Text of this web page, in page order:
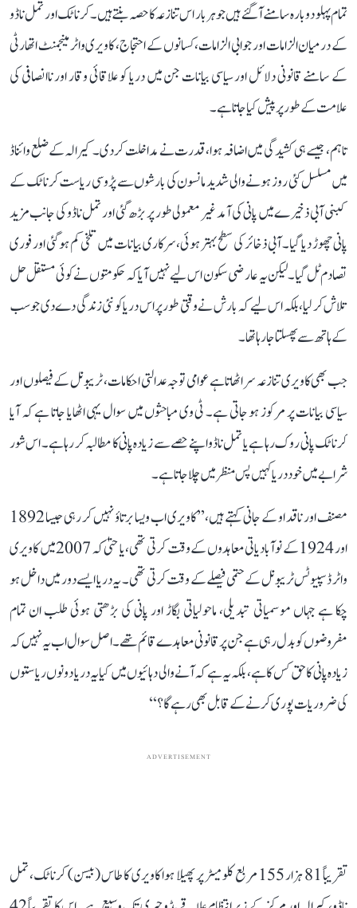
تمام پہلو دوبارہ سامنے آ گئے ہیں جو ہر بار اس تنازعہ کا حصہ بنتے ہیں۔ کرناٹک اور تمل ناڈو
کے درمیان الزامات اور جوابی الزامات، کسانوں کے احتجاج، کاویری واٹر مینجمنٹ اتھارٹی
کے سامنے قانونی دلائل اور سیاسی بیانات جن میں دریا کو علاقائی وقار اور ناانصافی کی
علامت کے طور پر پیش کیا جاتا ہے۔
تاہم، جیسے ہی کشیدگی میں اضافہ ہوا، قدرت نے مداخلت کر دی۔ کیرالہ کے ضلع وائناڈ
میں مسلسل کئی روز ہونے والی شدید مانسون کی بارشوں سے پڑوسی ریاست کرناٹک کے
کبنی آبی ذخیرے میں پانی کی آمد غیر معمولی طور پر بڑھ گئی اور تمل ناڈو کی جانب مزید
پانی چھوڑ دیا گیا۔ آبی ذخائر کی سطح بہتر ہوئی، سرکاری بیانات میں تلخی کم ہو گئی اور فوری
تصادم ٹل گیا۔ لیکن یہ عارضی سکون اس لیے نہیں آیا کہ حکومتوں نے کوئی مستقل حل
تلاش کر لیا، بلکہ اس لیے کہ بارش نے وقتی طور پر اس دریا کو نئی زندگی دے دی جو سب
کے ہاتھ سے پھسلتا جا رہا تھا۔
جب بھی کاویری تنازعہ سر اٹھاتا ہے عوامی توجہ عدالتی احکامات، ٹریبونل کے فیصلوں اور
سیاسی بیانات پر مرکوز ہو جاتی ہے۔ ٹی وی مباحثوں میں سوال یہی اٹھایا جاتا ہے کہ آیا
کرناٹک پانی روک رہا ہے یا تمل ناڈو اپنے حصے سے زیادہ پانی کا مطالبہ کر رہا ہے۔ اس شور
شرابے میں خود دریا کہیں پس منظر میں چلا جاتا ہے۔
مصنف اور ناقد او کے جانی کہتے ہیں، ’’کاویری اب ویسا برتاؤ نہیں کر رہی جیسا 1892
اور 1924 کے نوآبادیاتی معاہدوں کے وقت کرتی تھی، یا حتیٰ کہ 2007 میں کاویری
واٹر ڈسپیوٹس ٹریبونل کے حتمی فیصلے کے وقت کرتی تھی۔ یہ دریا ایسے دور میں داخل ہو
چکا ہے جہاں موسمیاتی تبدیلی، ماحولیاتی بگاڑ اور پانی کی بڑھتی ہوئی طلب ان تمام
مفروضوں کو بدل رہی ہے جن پر قانونی معاہدے قائم تھے۔ اصل سوال اب یہ نہیں کہ
زیادہ پانی کا حق کس کا ہے، بلکہ یہ ہے کہ آنے والی دہائیوں میں کیا یہ دریا دونوں ریاستوں
کی ضروریات پوری کرنے کے قابل بھی رہے گا؟‘‘
ADVERTISEMENT
تقریباً 81 ہزار 155 مربع کلومیٹر پر پھیلا ہوا کاویری کا طاس (بیسن) کرناٹک، تمل